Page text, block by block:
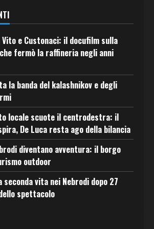
Vito e Custonaci: il docufilm sulla
fermò la raffineria negli anni
la banda del kalashnikov e degli
locale scuote il centrodestra: il
De Luca resta ago della bilancia
diventano avventura: il borgo
outdoor
seconda vita nei Nebrodi dopo 27
spettacolo